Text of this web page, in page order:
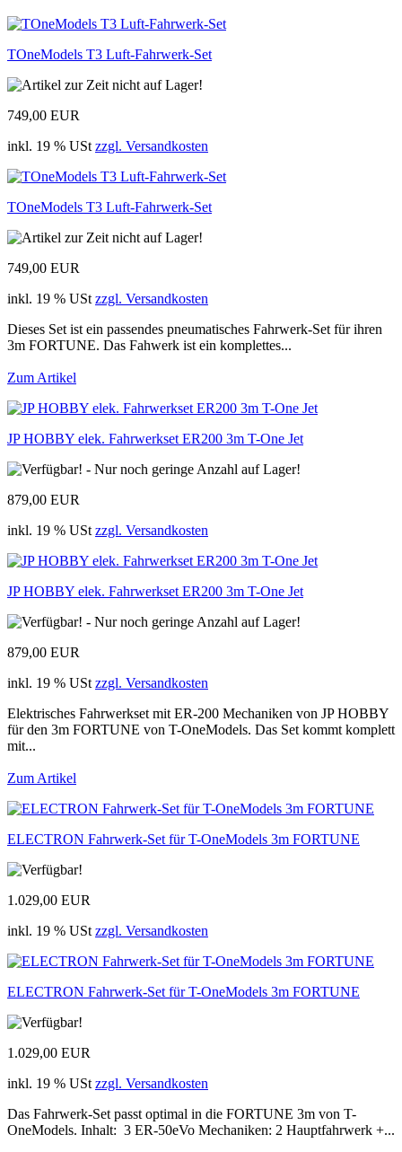
TOneModels T3 Luft-Fahrwerk-Set
749,00 EUR
inkl. 19 % USt zzgl. Versandkosten
TOneModels T3 Luft-Fahrwerk-Set
749,00 EUR
inkl. 19 % USt zzgl. Versandkosten
Dieses Set ist ein passendes pneumatisches Fahrwerk-Set für ihren
3m FORTUNE. Das Fahwerk ist ein komplettes...
Zum Artikel
JP HOBBY elek. Fahrwerkset ER200 3m T-One Jet
879,00 EUR
inkl. 19 % USt zzgl. Versandkosten
JP HOBBY elek. Fahrwerkset ER200 3m T-One Jet
879,00 EUR
inkl. 19 % USt zzgl. Versandkosten
Elektrisches Fahrwerkset mit ER-200 Mechaniken von JP HOBBY
für den 3m FORTUNE von T-OneModels. Das Set kommt komplett
mit...
Zum Artikel
ELECTRON Fahrwerk-Set für T-OneModels 3m FORTUNE
1.029,00 EUR
inkl. 19 % USt zzgl. Versandkosten
ELECTRON Fahrwerk-Set für T-OneModels 3m FORTUNE
1.029,00 EUR
inkl. 19 % USt zzgl. Versandkosten
Das Fahrwerk-Set passt optimal in die FORTUNE 3m von T-
OneModels. Inhalt: 3 ER-50eVo Mechaniken: 2 Hauptfahrwerk +...